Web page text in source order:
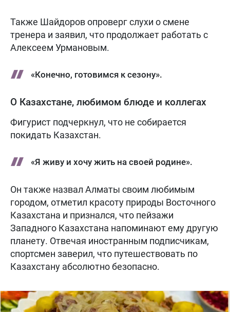
Также Шайдоров опроверг слухи о смене
тренера и заявил, что продолжает работать с
Алексеем Урмановым.
«Конечно, готовимся к сезону».
О Казахстане, любимом блюде и коллегах
Фигурист подчеркнул, что не собирается
покидать Казахстан.
«Я живу и хочу жить на своей родине».
Он также назвал Алматы своим любимым
городом, отметил красоту природы Восточного
Казахстана и признался, что пейзажи
Западного Казахстана напоминают ему другую
планету. Отвечая иностранным подписчикам,
спортсмен заверил, что путешествовать по
Казахстану абсолютно безопасно.